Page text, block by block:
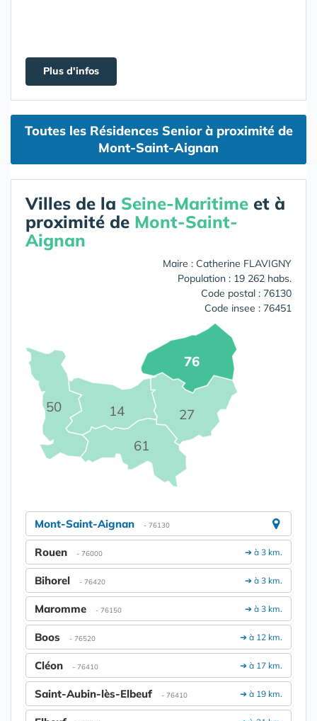
Plus d'infos
Toutes les Résidences Senior à proximité de
Mont-Saint-Aignan
Villes de la Seine-Maritime et à
proximité de Mont-Saint-
Aignan
Maire : Catherine FLAVIGNY
Population : 19 262 habs.
Code postal : 76130
Code insee : 76451
14 27
50
61
76
Mont-Saint-Aignan - 76130
➔ à 3 km.
Rouen - 76000
➔ à 3 km.
Bihorel - 76420
➔ à 3 km.
Maromme - 76150
➔ à 12 km.
Boos - 76520
➔ à 17 km.
Cléon - 76410
➔ à 19 km.
Saint-Aubin-lès-Elbeuf - 76410